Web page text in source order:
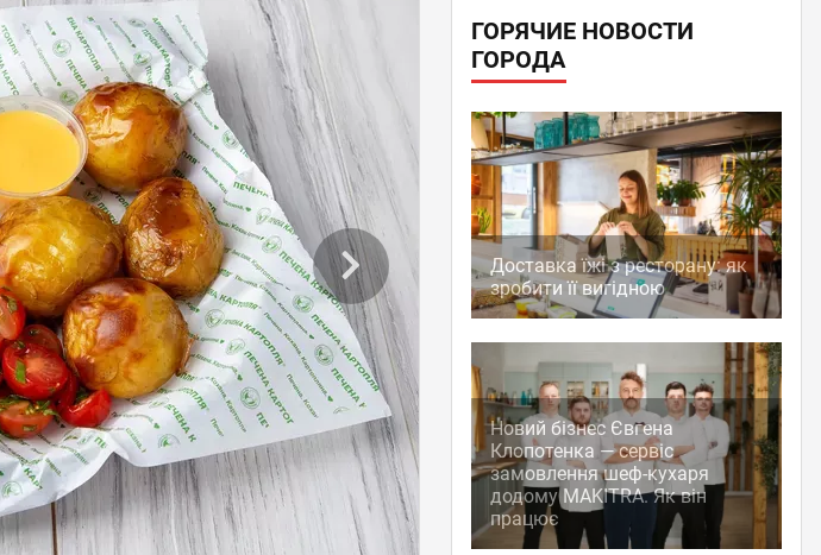
ГОРЯЧИЕ НОВОСТИ
ГОРОДА
Доставка їжі з ресторану: як
зробити її вигідною
Новий бізнес Євгена
Клопотенка — сервіс
замовлення шеф-кухаря
додому MAKITRA. Як він
працює